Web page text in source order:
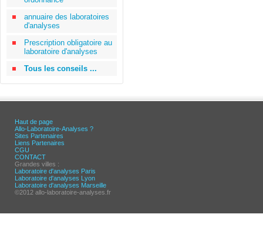
annuaire des laboratoires
d'analyses
Prescription obligatoire au
laboratoire d'analyses
Tous les conseils ...
Haut de page
Allo-Laboratoire-Analyses ?
Sites Partenaires
Liens Partenaires
CGU
CONTACT
Grandes villes :
Laboratoire d'analyses Paris
Laboratoire d'analyses Lyon
Laboratoire d'analyses Marseille
©2012 allo-laboratoire-analyses.fr